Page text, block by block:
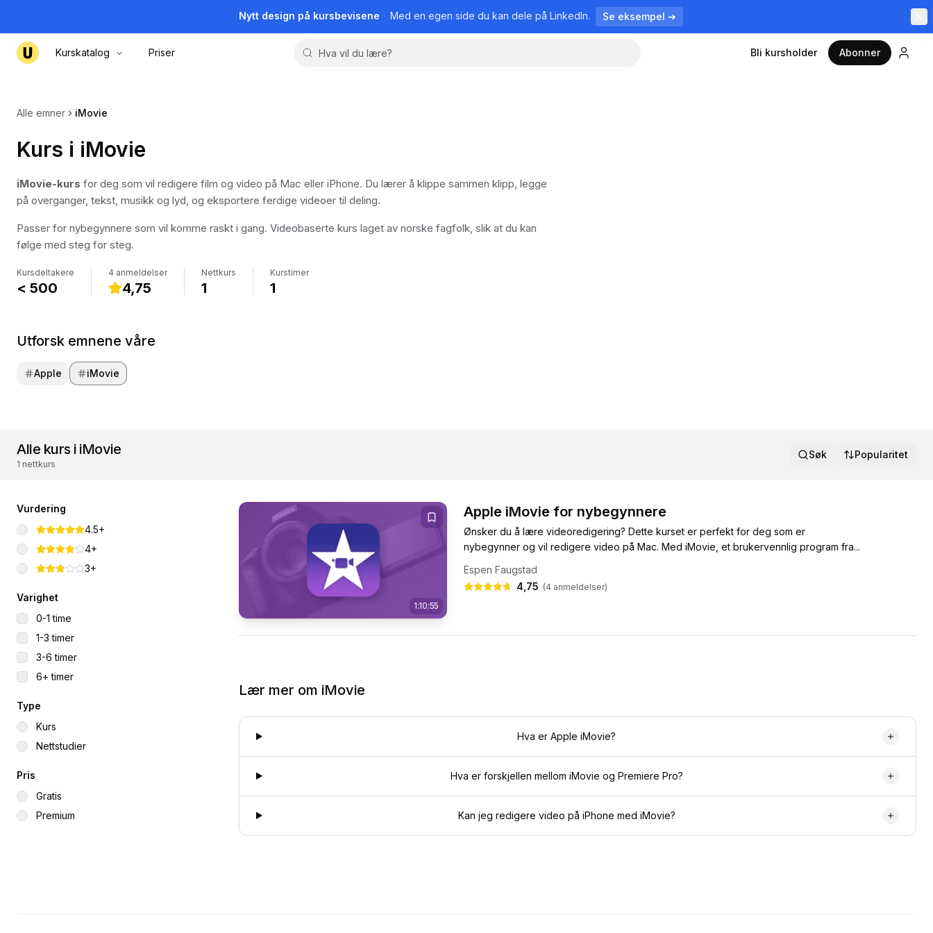
Nytt design på kursbevisene · Med en egen side du kan dele på LinkedIn. Se eksempel ➔
Kurskatalog Priser Bli kursholder Abonner
Alle emner iMovie
Kurs i iMovie
iMovie-kurs for deg som vil redigere film og video på Mac eller iPhone. Du lærer å klippe sammen klipp, legge
på overganger, tekst, musikk og lyd, og eksportere ferdige videoer til deling.
Passer for nybegynnere som vil komme raskt i gang. Videobaserte kurs laget av norske fagfolk, slik at du kan
følge med steg for steg.
Kursdeltakere
< 500
4 anmeldelser
4,75
Nettkurs
1
Kurstimer
1
Utforsk emnene våre
Apple iMovie
Alle kurs i iMovie
1 nettkurs
Søk Popularitet
Vurdering
4.5+
4+
3+
Varighet
0-1 time
1-3 timer
3-6 timer
6+ timer
Type
Kurs
Nettstudier
Pris
Gratis
Premium
1:10:55
Apple iMovie for nybegynnere
Ønsker du å lære videoredigering? Dette kurset er perfekt for deg som er
nybegynner og vil redigere video på Mac. Med iMovie, et brukervennlig program fra...
Espen Faugstad
4,75 (4 anmeldelser)
Lær mer om iMovie
Hva er Apple iMovie?
Hva er forskjellen mellom iMovie og Premiere Pro?
Kan jeg redigere video på iPhone med iMovie?